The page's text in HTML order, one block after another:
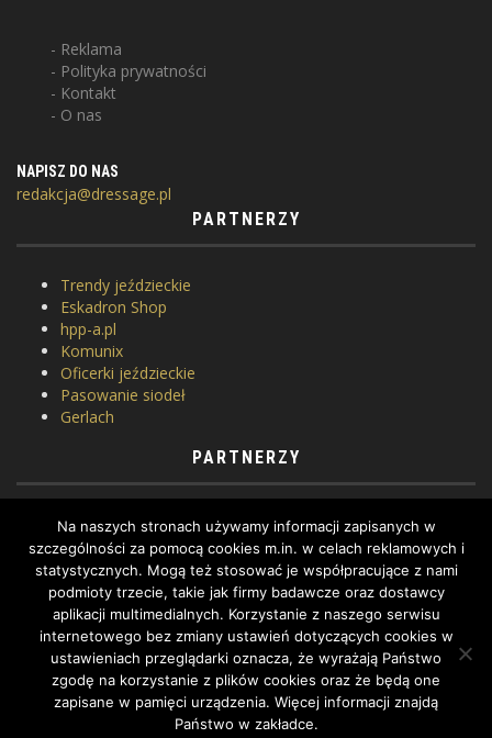
Reklama
Polityka prywatności
Kontakt
O nas
NAPISZ DO NAS
redakcja@dressage.pl
PARTNERZY
Trendy jeździeckie
Eskadron Shop
hpp-a.pl
Komunix
Oficerki jeździeckie
Pasowanie siodeł
Gerlach
PARTNERZY
Horse Equipment
Siodlarnia
Szkoła jeździectwa
WhatToDo
Yard Equites
Cztery Kopyta
Na naszych stronach używamy informacji zapisanych w
szczególności za pomocą cookies m.in. w celach reklamowych i
statystycznych. Mogą też stosować je współpracujące z nami
podmioty trzecie, takie jak firmy badawcze oraz dostawcy
aplikacji multimedialnych. Korzystanie z naszego serwisu
internetowego bez zmiany ustawień dotyczących cookies w
ustawieniach przeglądarki oznacza, że wyrażają Państwo
zgodę na korzystanie z plików cookies oraz że będą one
zapisane w pamięci urządzenia. Więcej informacji znajdą
Państwo w zakładce.